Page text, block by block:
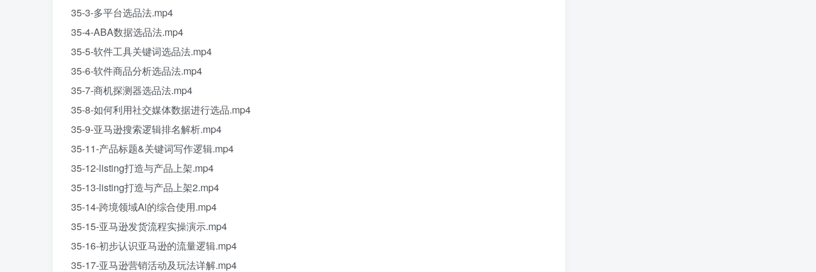
35-3-多平台选品法.mp4
35-4-ABA数据选品法.mp4
35-5-软件工具关键词选品法.mp4
35-6-软件商品分析选品法.mp4
35-7-商机探测器选品法.mp4
35-8-如何利用社交媒体数据进行选品.mp4
35-9-亚马逊搜索逻辑排名解析.mp4
35-11-产品标题&关键词写作逻辑.mp4
35-12-listing打造与产品上架.mp4
35-13-listing打造与产品上架2.mp4
35-14-跨境领域Ai的综合使用.mp4
35-15-亚马逊发货流程实操演示.mp4
35-16-初步认识亚马逊的流量逻辑.mp4
35-17-亚马逊营销活动及玩法详解.mp4